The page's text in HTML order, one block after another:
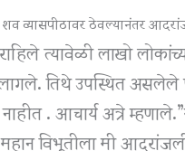
व्यासपीठावर ठेवल्यानंतर
त्यावेळी लाखो
तिथे उपस्थित
. आचार्य अत्रे